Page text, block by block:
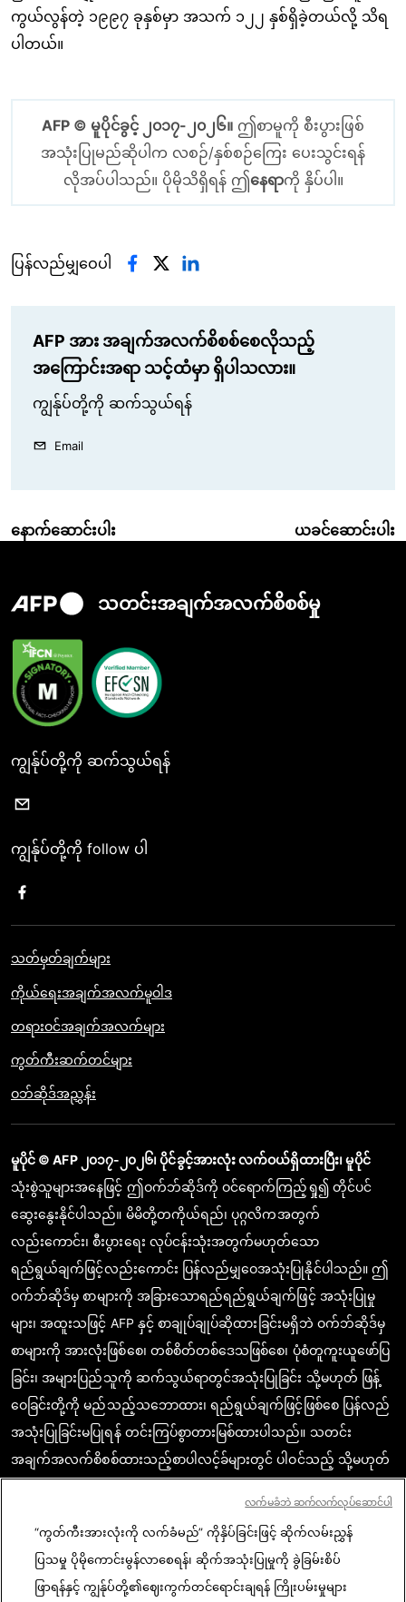
ကွယ်လွန်တဲ့ ၁၉၉၇ ခုနှစ်မှာ အသက် ၁၂၂ နှစ်ရှိခဲ့တယ်လို့ သိရ
ပါတယ်။
AFP © မူပိုင်ခွင့် ၂၀၁၇-၂၀၂၆။ ဤစာမူကို စီးပွားဖြစ်
အသုံးပြုမည်ဆိုပါက လစဉ်/နှစ်စဉ်ကြေး ပေးသွင်းရန်
လိုအပ်ပါသည်။ ပိုမိုသိရှိရန် ဤနေရာကို နှိပ်ပါ။
ပြန်လည်မျှဝေပါ
AFP အား အချက်အလက်စိစစ်စေလိုသည့်
အကြောင်းအရာ သင့်ထံမှာ ရှိပါသလား။
ကျွန်ုပ်တို့ကို ဆက်သွယ်ရန်
Email
နောက်ဆောင်းပါး ယခင်ဆောင်းပါး
သတင်းအချက်အလက်စိစစ်မှု
ကျွန်ုပ်တို့ကို ဆက်သွယ်ရန်
ကျွန်ုပ်တို့ကို follow ပါ
သတ်မှတ်ချက်များ
ကိုယ်ရေးအချက်အလက်မူဝါဒ
တရားဝင်အချက်အလက်များ
ကွတ်ကီးဆက်တင်များ
ဝဘ်ဆိုဒ်အညွှန်း
မူပိုင် © AFP ၂၀၁၇-၂၀၂၆၊ ပိုင်ခွင့်အားလုံး လက်ဝယ်ရှိထားပြီး၊ မူပိုင်
သုံးစွဲသူများအနေဖြင့် ဤဝက်ဘ်ဆိုဒ်ကို ဝင်ရောက်ကြည့်ရှု၍ တိုင်ပင်
ဆွေးနွေးနိုင်ပါသည်။ မိမိတို့တကိုယ်ရည်၊ ပုဂ္ဂလိကအတွက်
လည်းကောင်း၊ စီးပွားရေး လုပ်ငန်းသုံးအတွက်မဟုတ်သော
ရည်ရွယ်ချက်ဖြင့်လည်းကောင်း ပြန်လည်မျှဝေအသုံးပြုနိုင်ပါသည်။ ဤ
ဝက်ဘ်ဆိုဒ်မှ စာများကို အခြားသောရည်ရည်ရွယ်ချက်ဖြင့် အသုံးပြုမှု
များ၊ အထူးသဖြင့် AFP နှင့် စာချုပ်ချုပ်ဆိုထားခြင်းမရှိဘဲ ဝက်ဘ်ဆိုဒ်မှ
စာများကို အားလုံးဖြစ်စေ၊ တစ်စိတ်တစ်ဒေသဖြစ်စေ၊ ပုံစံတူကူးယူဖော်ပြ
ခြင်း၊ အများပြည်သူကို ဆက်သွယ်ရာတွင်အသုံးပြုခြင်း သို့မဟုတ် ဖြန့်
ဝေခြင်းတို့ကို မည်သည့်သဘောထား၊ ရည်ရွယ်ချက်ဖြင့်ဖြစ်စေ ပြန်လည်
အသုံးပြုခြင်းမပြုရန် တင်းကြပ်စွာတားမြစ်ထားပါသည်။ သတင်း
အချက်အလက်စိစစ်ထားသည့်စာပါလင့်ခ်များတွင် ပါဝင်သည့် သို့မဟုတ်
အချက်အလက်များကို အတည်ပြုရာတွင် စာဖတ်သူတို့ မှန်ကန်စွာ
နားလည်စေရန်အလို့ငှာ လိုအပ်သည့် အတိုင်းအတာပမာဏအအလျောက်
ရယူဖော်ပြထားခြင်းဖြစ်ပါသည်။ AFP အနေဖြင့် ဤသို့သောတတိယအဖွဲ့
အစည်း (third party) ၏ စာ၊ အကြောင်းအရာများနှင့်ပတ်သက်၍ မူပိုင်
“ကွတ်ကီးအားလုံးကို လက်ခံမည်” ကိုနှိပ်ခြင်းဖြင့် ဆိုက်လမ်းညွှန်
ပြသမှု ပိုမိုကောင်းမွန်လာစေရန်၊ ဆိုက်အသုံးပြုမှုကို ခွဲခြမ်းစိပ်
ဖြာရန်နှင့် ကျွန်ုပ်တို့၏ဈေးကွက်တင်ရောင်းချရန် ကြိုးပမ်းမှုများ
လက်မခံဘဲ ဆက်လက်လုပ်ဆောင်ပါ